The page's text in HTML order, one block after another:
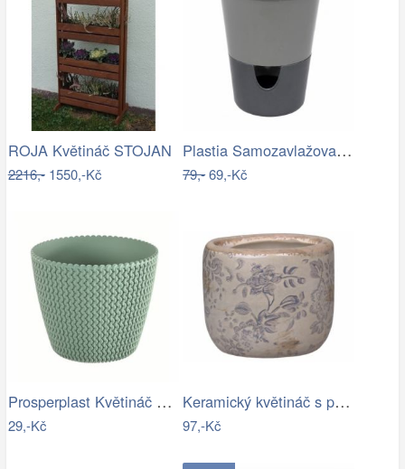
ROJA Květináč STOJAN
2216,-1550,-Kč
Plastia Samozavlažovací květináč…
79,-69,-Kč
Prosperplast Květináč Splofy šalvěj,…
29,-Kč
Keramický květináč s popraskáním Melun …
97,-Kč